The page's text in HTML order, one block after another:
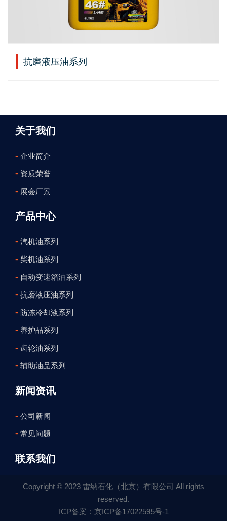
抗磨液压油系列
关于我们
- 企业简介
- 资质荣誉
- 展会厂景
产品中心
- 汽机油系列
- 柴机油系列
- 自动变速箱油系列
- 抗磨液压油系列
- 防冻冷却液系列
- 养护品系列
- 齿轮油系列
- 辅助油品系列
新闻资讯
- 公司新闻
- 常见问题
联系我们
Copyright © 2023 雷纳石化（北京）有限公司 All rights
reserved.
ICP备案：京ICP备17022595号-1